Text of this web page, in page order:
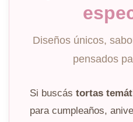
Diseños únicos,
pensados
Si buscás tortas
para cumpleaños,